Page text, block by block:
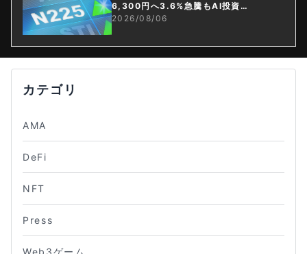
6,300円へ3.6%急騰もAI投資回
収懸念が再燃
2026/08/06
カテゴリ
AMA
DeFi
NFT
Press